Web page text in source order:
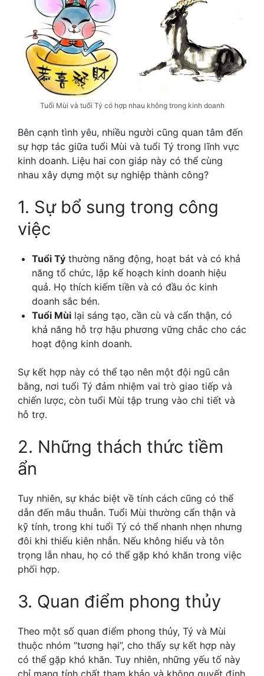
Tuổi Mùi và tuổi Tý có hợp nhau không trong kinh doanh
Bên cạnh tình yêu, nhiều người cũng quan tâm đến
sự hợp tác giữa tuổi Mùi và tuổi Tý trong lĩnh vực
kinh doanh. Liệu hai con giáp này có thể cùng
nhau xây dựng một sự nghiệp thành công?
1. Sự bổ sung trong công
việc
Tuổi Tý thường năng động, hoạt bát và có khả
năng tổ chức, lập kế hoạch kinh doanh hiệu
quả. Họ thích kiếm tiền và có đầu óc kinh
doanh sắc bén.
Tuổi Mùi lại sáng tạo, cần cù và cẩn thận, có
khả năng hỗ trợ hậu phương vững chắc cho các
hoạt động kinh doanh.
Sự kết hợp này có thể tạo nên một đội ngũ cân
bằng, nơi tuổi Tý đảm nhiệm vai trò giao tiếp và
chiến lược, còn tuổi Mùi tập trung vào chi tiết và
hỗ trợ.
2. Những thách thức tiềm
ẩn
Tuy nhiên, sự khác biệt về tính cách cũng có thể
dẫn đến mâu thuẫn. Tuổi Mùi thường cẩn thận và
kỹ tính, trong khi tuổi Tý có thể nhanh nhẹn nhưng
đôi khi thiếu kiên nhẫn. Nếu không hiểu và tôn
trọng lẫn nhau, họ có thể gặp khó khăn trong việc
phối hợp.
3. Quan điểm phong thủy
Theo một số quan điểm phong thủy, Tý và Mùi
thuộc nhóm “tương hại”, cho thấy sự kết hợp này
có thể gặp khó khăn. Tuy nhiên, những yếu tố này
chỉ mang tính chất tham khảo và không quyết định